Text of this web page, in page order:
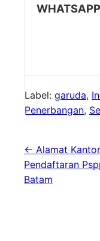
WHATSAPP
Label: garuda,
Penerbangan,
← Alamat Kantor
Pendaftaran
Batam